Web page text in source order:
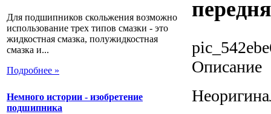
Для подшипников скольжения возможно
использование трех типов смазки - это
жидкостная смазка, полужидкостная
смазка и...
Подробнее »
Немного истории - изобретение
подшипника
Описание